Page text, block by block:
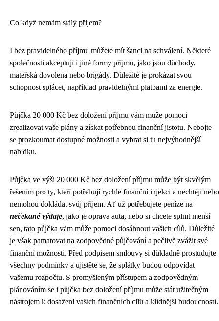
Co když nemám stálý příjem?
I bez pravidelného příjmu můžete mít šanci na schválení. Některé
společnosti akceptují i jiné formy příjmů, jako jsou důchody,
mateřská dovolená nebo brigády. Důležité je prokázat svou
schopnost splácet, například pravidelnými platbami za energie.
Půjčka 20 000 Kč bez doložení příjmu vám může pomoci
zrealizovat vaše plány a získat potřebnou finanční jistotu. Nebojte
se prozkoumat dostupné možnosti a vybrat si tu nejvýhodnější
nabídku.
Půjčka ve výši 20 000 Kč bez doložení příjmu může být skvělým
řešením pro ty, kteří potřebují rychle finanční injekci a nechtějí nebo
nemohou dokládat svůj příjem. Ať už potřebujete peníze na
nečekané výdaje, jako je oprava auta, nebo si chcete splnit menší
sen, tato půjčka vám může pomoci dosáhnout vašich cílů. Důležité
je však pamatovat na zodpovědné půjčování a pečlivě zvážit své
finanční možnosti. Před podpisem smlouvy si důkladně prostudujte
všechny podmínky a ujistěte se, že splátky budou odpovídat
vašemu rozpočtu. S promyšleným přístupem a zodpovědným
plánováním se i půjčka bez doložení příjmu může stát užitečným
nástrojem k dosažení vašich finančních cílů a klidnější budoucnosti.